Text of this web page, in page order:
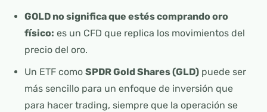
GOLD no significa que estés comprando oro
físico: es un CFD que replica los movimientos del
precio del oro.
Un ETF como SPDR Gold Shares (GLD)puede ser
más sencillo para un enfoque de inversión que
para hacer trading, siempre que la operación se